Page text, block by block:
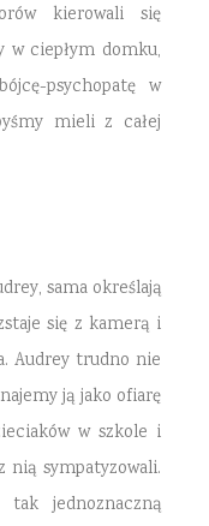
kierowali się
w ciepłym domku,
psychopatę w
mieli z całej
sama określają
się z kamerą i
Audrey trudno nie
ją jako ofiarę
w szkole i
nią sympatyzowali.
jednoznaczną